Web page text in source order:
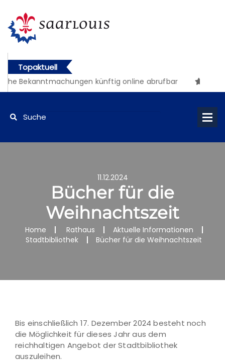
Topaktuell
Bekanntmachungen künftig online abrufbar
11.12.2024
Bücher für die
Weihnachtszeit
Home Rathaus
Aktuelle Informationen
Stadtbibliothek
Bücher für die Weihnachtszeit
Bis einschließlich 17. Dezember 2024 besteht noch
die Möglichkeit für dieses Jahr aus dem
reichhaltigen Angebot der Stadtbibliothek
auszuleihen.